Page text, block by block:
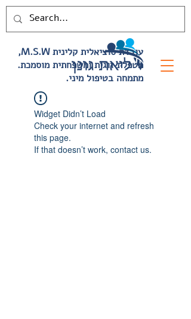
,M.S.W עובדת סוציאלית קלינית
.מטפלת זוגית ומשפחתית מוסמכת
.מתמחה בטיפול מיני
Widget Didn’t Load
Check your internet and refresh
this page.
If that doesn’t work, contact us.